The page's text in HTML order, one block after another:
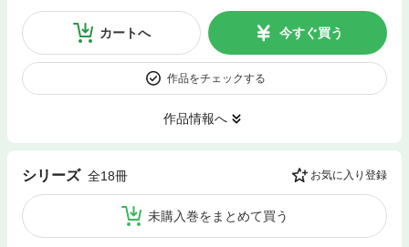
カートへ 今すぐ買う
作品をチェックする
作品情報へ
シリーズ 全18冊 お気に入り登録
未購入巻をまとめて買う